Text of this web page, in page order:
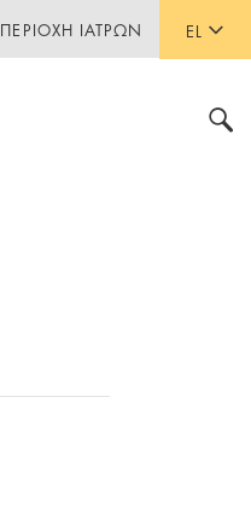
EL
ΠΕΡΙΟΧΉ ΙΑΤΡΏΝ